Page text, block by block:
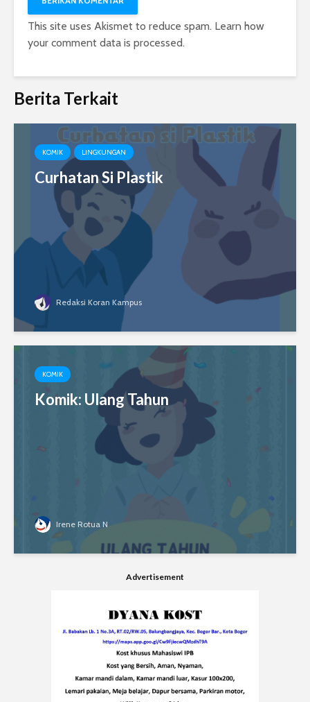
This site uses Akismet to reduce spam. Learn how
your comment data is processed.
Berita Terkait
KOMIK LINGKUNGAN
Curhatan Si Plastik
Redaksi Koran Kampus
KOMIK
Komik: Ulang Tahun
Irene Rotua N
Advertisement